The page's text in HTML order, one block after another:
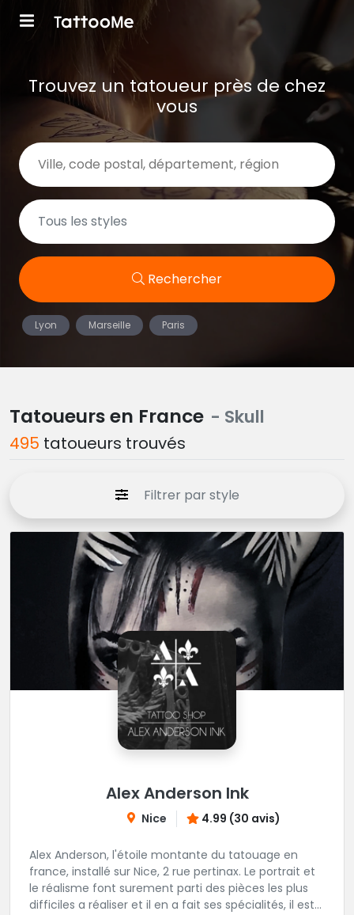
Trouvez un tatoueur près de chez
vous
Rechercher
Lyon Marseille Paris
Tatoueurs en France - Skull
495 tatoueurs trouvés
Filtrer par style
Alex Anderson Ink
Nice 4.99 (30 avis)
Alex Anderson, l'étoile montante du tatouage en
france, installé sur Nice, 2 rue pertinax. Le portrait et
le réalisme font surement parti des pièces les plus
difficiles a réaliser et il en a fait ses spécialités, il est